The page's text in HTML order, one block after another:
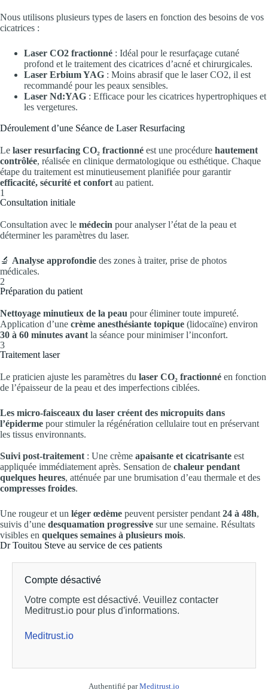
Nous utilisons plusieurs types de lasers en fonction des besoins de vos
cicatrices :
Laser CO2 fractionné : Idéal pour le resurfaçage cutané
profond et le traitement des cicatrices d’acné et chirurgicales.
Laser Erbium YAG : Moins abrasif que le laser CO2, il est
recommandé pour les peaux sensibles.
Laser Nd:YAG : Efficace pour les cicatrices hypertrophiques et
les vergetures.
Déroulement d’une Séance de Laser Resurfacing
Le laser resurfacing CO₂ fractionné est une procédure hautement
contrôlée, réalisée en clinique dermatologique ou esthétique. Chaque
étape du traitement est minutieusement planifiée pour garantir
efficacité, sécurité et confort au patient.
1
Consultation initiale
Consultation avec le médecin pour analyser l’état de la peau et
déterminer les paramètres du laser.
🔬 Analyse approfondie des zones à traiter, prise de photos
médicales.
2
Préparation du patient
Nettoyage minutieux de la peau pour éliminer toute impureté.
Application d’une crème anesthésiante topique (lidocaïne) environ
30 à 60 minutes avant la séance pour minimiser l’inconfort.
3
Traitement laser
Le praticien ajuste les paramètres du laser CO₂ fractionné en fonction
de l’épaisseur de la peau et des imperfections ciblées.
Les micro-faisceaux du laser créent des micropuits dans
l’épiderme pour stimuler la régénération cellulaire tout en préservant
les tissus environnants.
Suivi post-traitement : Une crème apaisante et cicatrisante est
appliquée immédiatement après. Sensation de chaleur pendant
quelques heures, atténuée par une brumisation d’eau thermale et des
compresses froides.
Une rougeur et un léger œdème peuvent persister pendant 24 à 48h,
suivis d’une desquamation progressive sur une semaine. Résultats
visibles en quelques semaines à plusieurs mois.
Dr Touitou Steve au service de ces patients
Compte désactivé
Votre compte est désactivé. Veuillez contacter
Meditrust.io pour plus d'informations.
Meditrust.io
Authentifié parMeditrust.io